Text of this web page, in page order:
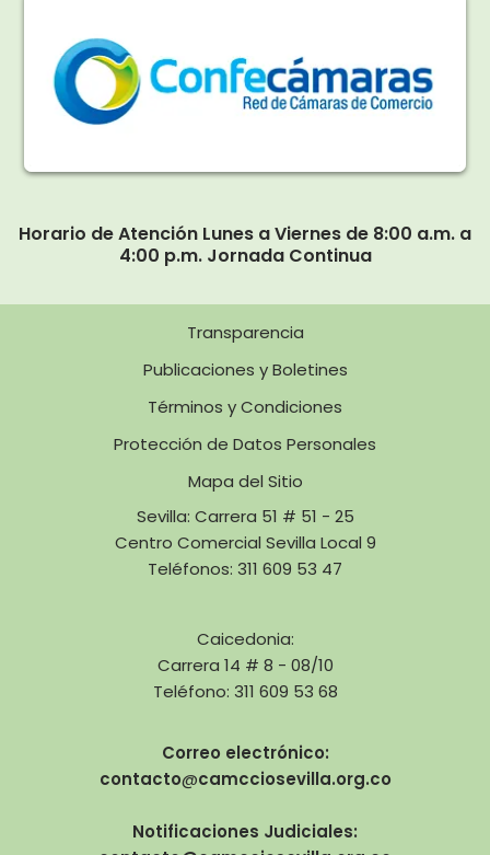
Horario de Atención Lunes a Viernes de 8:00 a.m. a
4:00 p.m. Jornada Continua
Transparencia
Publicaciones y Boletines
Términos y Condiciones
Protección de Datos Personales
Mapa del Sitio
Sevilla: Carrera 51 # 51 - 25
Centro Comercial Sevilla Local 9
Teléfonos: 311 609 53 47
Caicedonia:
Carrera 14 # 8 - 08/10
Teléfono: 311 609 53 68
Correo electrónico:
contacto@camcciosevilla.org.co
Notificaciones Judiciales: